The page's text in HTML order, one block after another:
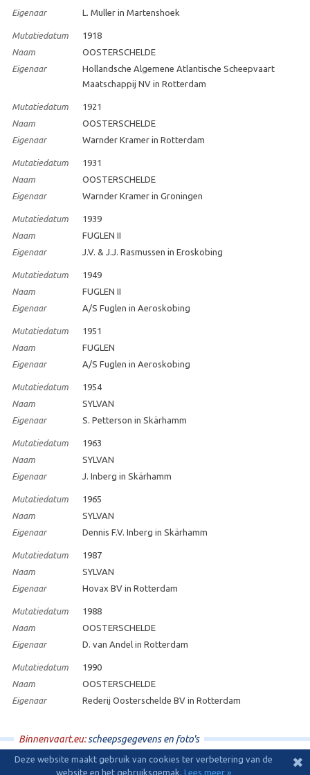
Eigenaar
L. Muller in Martenshoek
Mutatiedatum
1918
Naam
OOSTERSCHELDE
Eigenaar
Hollandsche Algemene Atlantische Scheepvaart
Maatschappij NV in Rotterdam
Mutatiedatum
1921
Naam
OOSTERSCHELDE
Eigenaar
Warnder Kramer in Rotterdam
Mutatiedatum
1931
Naam
OOSTERSCHELDE
Eigenaar
Warnder Kramer in Groningen
Mutatiedatum
1939
Naam
FUGLEN II
Eigenaar
J.V. & J.J. Rasmussen in Eroskobing
Mutatiedatum
1949
Naam
FUGLEN II
Eigenaar
A/S Fuglen in Aeroskobing
Mutatiedatum
1951
Naam
FUGLEN
Eigenaar
A/S Fuglen in Aeroskobing
Mutatiedatum
1954
Naam
SYLVAN
Eigenaar
S. Petterson in Skärhamm
Mutatiedatum
1963
Naam
SYLVAN
Eigenaar
J. Inberg in Skärhamm
Mutatiedatum
1965
Naam
SYLVAN
Eigenaar
Dennis F.V. Inberg in Skärhamm
Mutatiedatum
1987
Naam
SYLVAN
Eigenaar
Hovax BV in Rotterdam
Mutatiedatum
1988
Naam
OOSTERSCHELDE
Eigenaar
D. van Andel in Rotterdam
Mutatiedatum
1990
Naam
OOSTERSCHELDE
Eigenaar
Rederij Oosterschelde BV in Rotterdam
Binnenvaart.eu:scheepsgegevens en foto's
© 2009 - 2026 - Binnenvaart.eu| disclaimer |ontwerp en hosting:Effusion
✖
Deze website maakt gebruik van cookies ter verbetering van de
website en het gebruiksgemak. Lees meer »